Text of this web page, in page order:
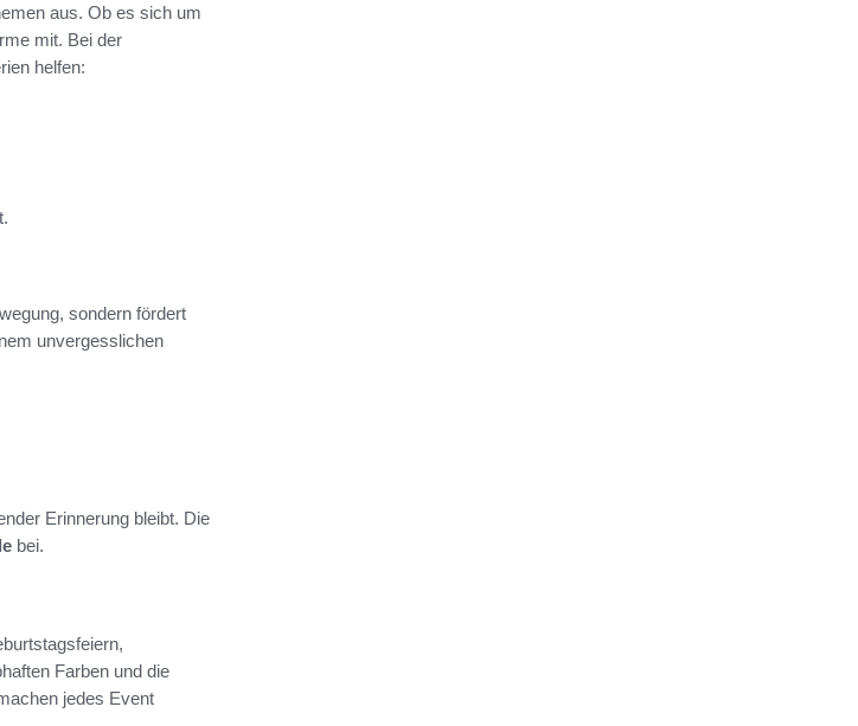
aus. Ob es sich um
mit. Bei der
helfen:
sondern fördert
unvergesslichen
Erinnerung bleibt. Die
bei.
Farben und die
jedes Event